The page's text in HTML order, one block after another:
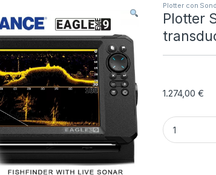
Plotter con
Plotter
1.274,00 €
Plotter